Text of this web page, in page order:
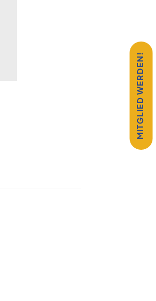
MITGLIED WERDEN!